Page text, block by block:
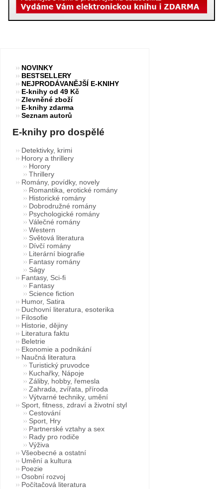
NOVINKY
BESTSELLERY
NEJPRODÁVANĚJŠÍ E-KNIHY
E-knihy od 49 Kč
Zlevněné zboží
E-knihy zdarma
Seznam autorů
E-knihy pro dospělé
Detektivky, krimi
Horory a thrillery
Horory
Thrillery
Romány, povídky, novely
Romantika, erotické romány
Historické romány
Dobrodružné romány
Psychologické romány
Válečné romány
Western
Světová literatura
Dívčí romány
Literární biografie
Fantasy romány
Ságy
Fantasy, Sci-fi
Fantasy
Science fiction
Humor, Satira
Duchovní literatura, esoterika
Filosofie
Historie, dějiny
Literatura faktu
Beletrie
Ekonomie a podnikání
Naučná literatura
Turistický pruvodce
Kuchařky, Nápoje
Záliby, hobby, řemesla
Zahrada, zvířata, příroda
Výtvarné techniky, umění
Sport, fitness, zdraví a životní styl
Cestování
Sport, Hry
Partnerské vztahy a sex
Rady pro rodiče
Výživa
Všeobecné a ostatní
Umění a kultura
Poezie
Osobní rozvoj
Počítačová literatura